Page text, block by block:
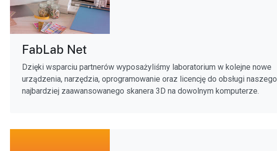
FabLab Net
Dzięki wsparciu partnerów wyposażyliśmy laboratorium w kolejne nowe
urządzenia, narzędzia, oprogramowanie oraz licencję do obsługi naszego
najbardziej zaawansowanego skanera 3D na dowolnym komputerze.